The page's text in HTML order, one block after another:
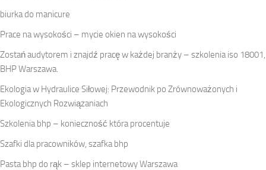
biurka do manicure
Prace na wysokości – mycie okien na wysokości
Zostań audytorem i znajdź pracę w każdej branży – szkolenia iso 18001,
BHP Warszawa.
Ekologia w Hydraulice Siłowej: Przewodnik po Zrównoważonych i
Ekologicznych Rozwiązaniach
Szkolenia bhp – konieczność która procentuje
Szafki dla pracowników, szafka bhp
Pasta bhp do rąk – sklep internetowy Warszawa